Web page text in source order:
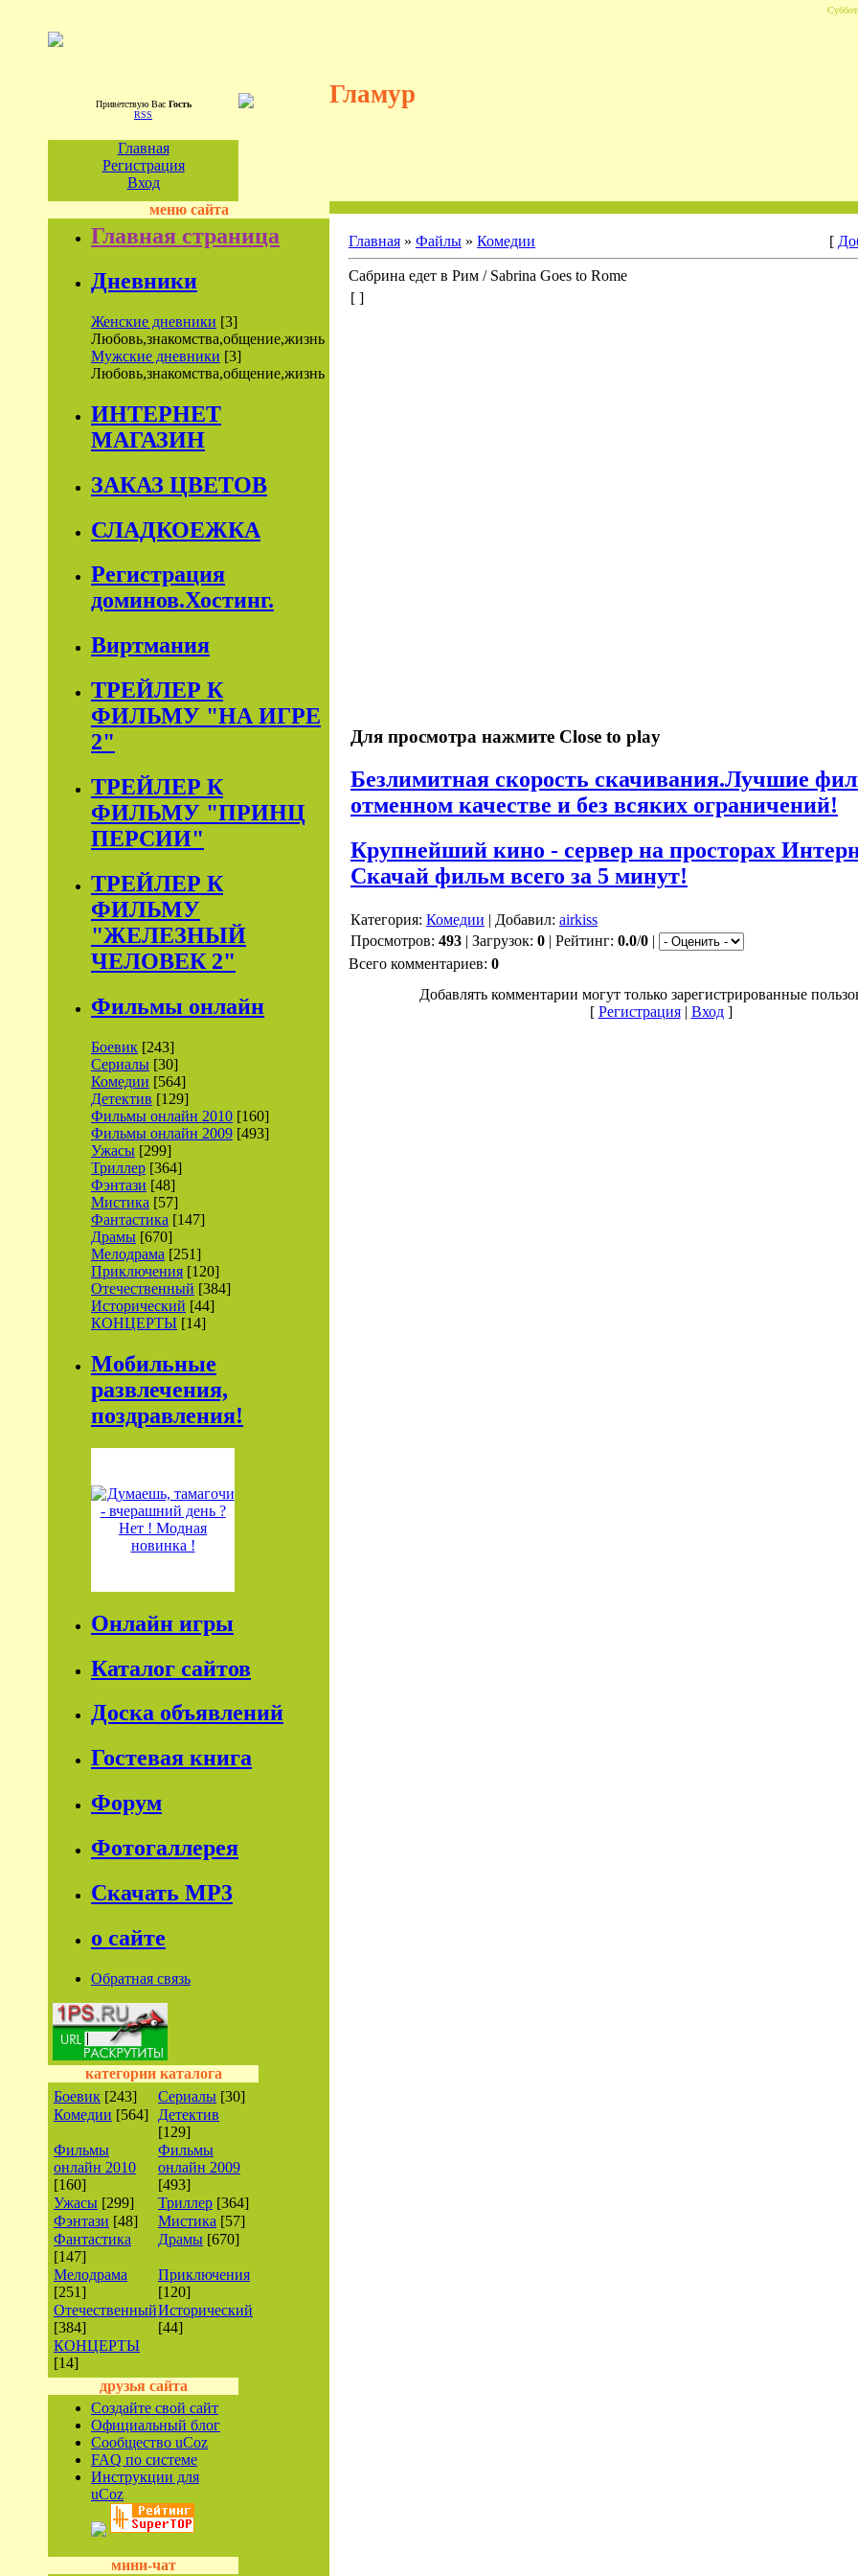
Приветствую Вас Гость
RSS
Гламур
Главная
Регистрация
Вход
меню сайта
Главная страница
Дневники
Женские дневники [3]
Любовь,знакомства,общение,жизнь
Мужские дневники [3]
Любовь,знакомства,общение,жизнь
ИНТЕРНЕТ
МАГАЗИН
ЗАКАЗ ЦВЕТОВ
СЛАДКОЕЖКА
Регистрация
доминов.Хостинг.
Виртмания
ТРЕЙЛЕР К
ФИЛЬМУ "НА ИГРЕ
2"
ТРЕЙЛЕР К
ФИЛЬМУ "ПРИНЦ
ПЕРСИИ"
ТРЕЙЛЕР К
ФИЛЬМУ
"ЖЕЛЕЗНЫЙ
ЧЕЛОВЕК 2"
Фильмы онлайн
Боевик [243]
Сериалы [30]
Комедии [564]
Детектив [129]
Фильмы онлайн 2010 [160]
Фильмы онлайн 2009 [493]
Ужасы [299]
Триллер [364]
Фэнтази [48]
Мистика [57]
Фантастика [147]
Драмы [670]
Мелодрама [251]
Приключения [120]
Отечественный [384]
Исторический [44]
КОНЦЕРТЫ [14]
Мобильные
развлечения,
поздравления!
Онлайн игры
Каталог сайтов
Доска объявлений
Гостевая книга
Форум
Фотогаллерея
Скачать МР3
о сайте
Обратная связь
категории каталога
Боевик [243] Сериалы [30]
Комедии [564]
Детектив
[129]
Фильмы
онлайн 2010
[160]
Фильмы
онлайн 2009
[493]
Ужасы [299] Триллер [364]
Фэнтази [48] Мистика [57]
Фантастика
[147]
Драмы [670]
Мелодрама
[251]
Приключения
[120]
Отечественный
[384]
Исторический
[44]
КОНЦЕРТЫ
[14]
друзья сайта
Создайте свой сайт
Официальный блог
Сообщество uCoz
FAQ по системе
Инструкции для
uCoz
мини-чат
Главная » Файлы » Комедии [
Сабрина едет в Рим / Sabrina Goes to Rome
[ ]
Для просмотра нажмите Close to play
Безлимитная скорость скачивания.Лучшие
отменном качестве и без всяких ограничений!
Крупнейший кино - сервер на просторах
Скачай фильм всего за 5 минут!
Категория: Комедии | Добавил: airkiss
Просмотров: 493 | Загрузок: 0 | Рейтинг: 0.0/0 |
Всего комментариев: 0
Добавлять комментарии могут только зарегистрированные
[ Регистрация| Вход]